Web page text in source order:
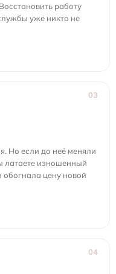
работу
уже никто не
03
Но если до неё меняли
латаете изношенный
обогнала цену новой
04